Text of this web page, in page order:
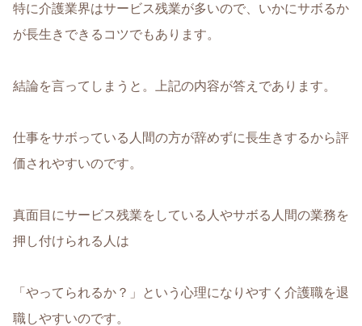
特に介護業界はサービス残業が多いので、いかにサボるか
が長生きできるコツでもあります。
結論を言ってしまうと。上記の内容が答えであります。
仕事をサボっている人間の方が辞めずに長生きするから評
価されやすいのです。
真面目にサービス残業をしている人やサボる人間の業務を
押し付けられる人は
「やってられるか？」という心理になりやすく介護職を退
職しやすいのです。